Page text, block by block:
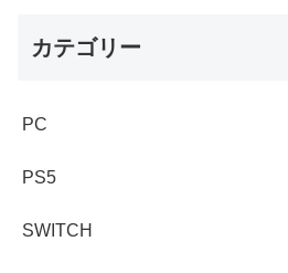
カテゴリー
PC
PS5
SWITCH